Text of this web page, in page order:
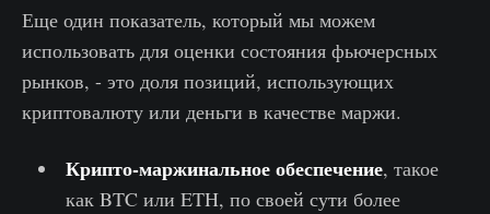
Еще один показатель, который мы можем
использовать для оценки состояния фьючерсных
рынков, - это доля позиций, использующих
криптовалюту или деньги в качестве маржи.
Крипто-маржинальное обеспечение, такое
как BTC или ETH, по своей сути более